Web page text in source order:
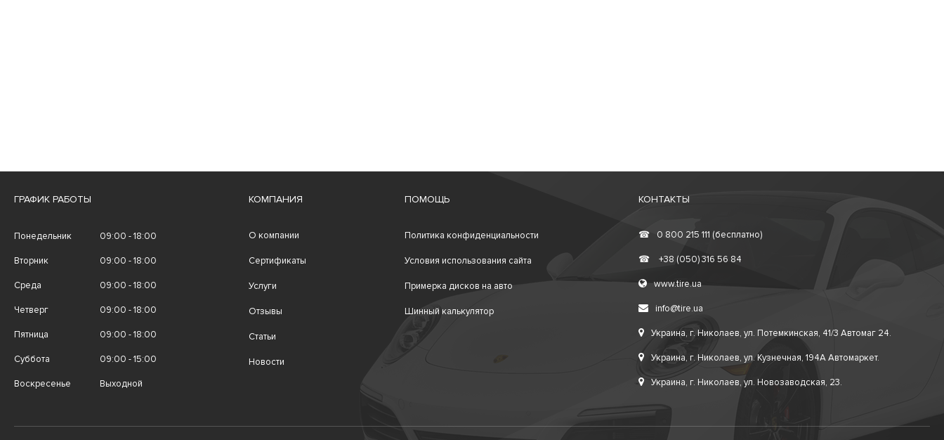
ГРАФИК РАБОТЫ
Понедельник 09:00 - 18:00
Вторник 09:00 - 18:00
Среда 09:00 - 18:00
Четверг 09:00 - 18:00
Пятница 09:00 - 18:00
Суббота 09:00 - 15:00
Воскресенье Выходной
КОМПАНИЯ
О компании
Сертификаты
Услуги
Отзывы
Статьи
Новости
ПОМОЩЬ
Политика конфиденциальности
Условия использования сайта
Примерка дисков на авто
Шинный калькулятор
КОНТАКТЫ
☎ 0 800 215 111 (бесплатно)
☎ +38 (050) 316 56 84
www.tire.ua
info@tire.ua
Украина, г. Николаев, ул. Потемкинская, 41/3 Автомаг 24.
Украина, г. Николаев, ул. Кузнечная, 194А Автомаркет.
Украина, г. Николаев, ул. Новозаводская, 23.